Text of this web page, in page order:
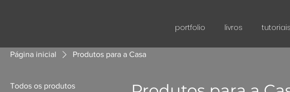
portfolio livros tutoriais
Página inicial Produtos para a Casa
Todos os produtos